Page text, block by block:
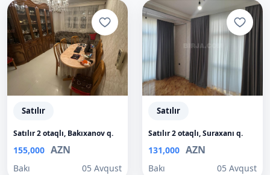
Satılır
Satılır 2 otaqlı, Bakıxanov q.
155,000 AZN
Bakı 05 Avqust
Satılır
Satılır 2 otaqlı, Suraxanı q.
131,000 AZN
Bakı 05 Avqust